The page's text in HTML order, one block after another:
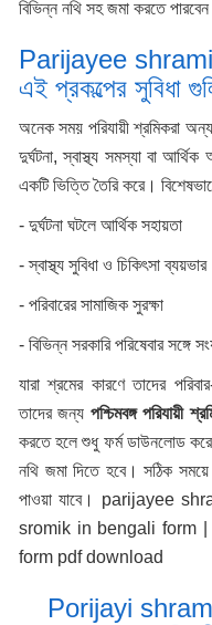
বিভিন্ন নথি সহ জমা করতে
Parijayee
এই প্রকল্পের সুবিধা
অনেক সময় পরিযায়ী শ্রমিকরা
দুর্ঘটনা, স্বাস্থ্য সমস্যা বা
একটি ভিত্তি তৈরি করে।
- দুর্ঘটনা ঘটলে আর্থিক সহায়তা
- স্বাস্থ্য সুবিধা ও চিকিৎসা ব্যয়ভার
- পরিবারের সামাজিক সুরক্ষা
- বিভিন্ন সরকারি পরিষেবার সঙ্গে
যারা শ্রমের কারণে তাদের
তাদের জন্য পশ্চিমবঙ্গ পরিযায়ী
করতে হলে শুধু ফর্ম ডাউনলোড
নথি জমা দিতে হবে। সঠিক সময়ে
পাওয়া যাবে। parijayee
sromik in bengali form
form pdf download
Porijayi